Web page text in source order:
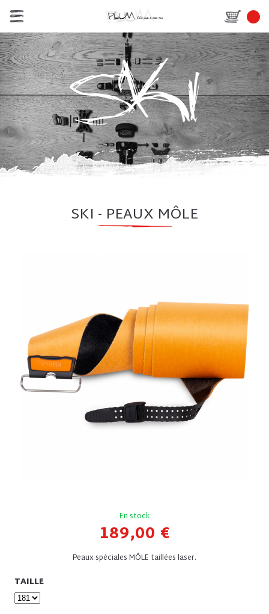
SKI - PEAUX MÔLE
En stock
189,00 €
Peaux spéciales MÔLE taillées laser.
TAILLE